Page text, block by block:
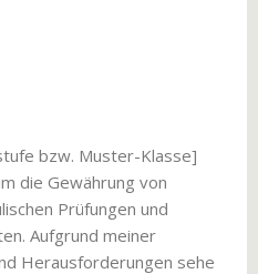
bzw. Muster-Klasse]
die Gewährung von
Prüfungen und
Aufgrund meiner
Herausforderungen sehe